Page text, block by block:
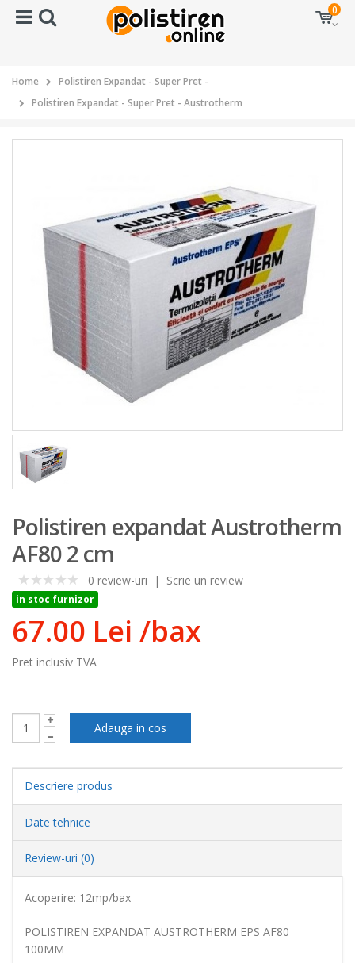
0
Home
Polistiren Expandat - Super Pret -
Polistiren Expandat - Super Pret - Austrotherm
Polistiren expandat Austrotherm
AF80 2 cm
0
0 review-uri | Scrie un review
in stoc furnizor
67.00 Lei /bax
Pret inclusiv TVA
Descriere produs
Date tehnice
Review-uri (0)
Acoperire: 12mp/bax
POLISTIREN EXPANDAT AUSTROTHERM EPS AF80
100MM